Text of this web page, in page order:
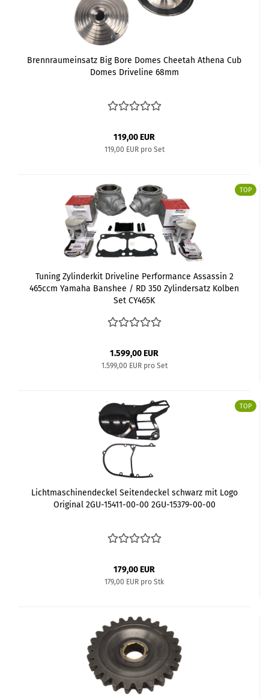
Brennraumeinsatz Big Bore Domes Cheetah Athena Cub
Domes Driveline 68mm
119,00 EUR
119,00 EUR pro Set
TOP
Tuning Zylinderkit Driveline Performance Assassin 2
465ccm Yamaha Banshee / RD 350 Zylindersatz Kolben
Set CY465K
1.599,00 EUR
1.599,00 EUR pro Set
TOP
Lichtmaschinendeckel Seitendeckel schwarz mit Logo
Original 2GU-15411-00-00 2GU-15379-00-00
179,00 EUR
179,00 EUR pro Stk